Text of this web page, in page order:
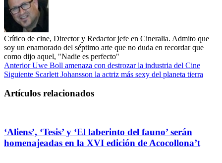
Crítico de cine, Director y Redactor jefe en Cineralia. Admito que
soy un enamorado del séptimo arte que no duda en recordar que
como dijo aquel, "Nadie es perfecto"
AnteriorUwe Boll amenaza con destrozar la industria del Cine
Siguiente Scarlett Johansson la actriz más sexy del planeta tierra
Artículos relacionados
‘Aliens’, ‘Tesis’ y ‘El laberinto del fauno’ serán
homenajeadas en la XVI edición de Acocollona’t